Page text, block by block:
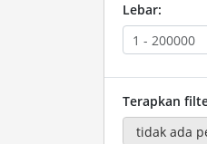
Lebar:
Terapkan